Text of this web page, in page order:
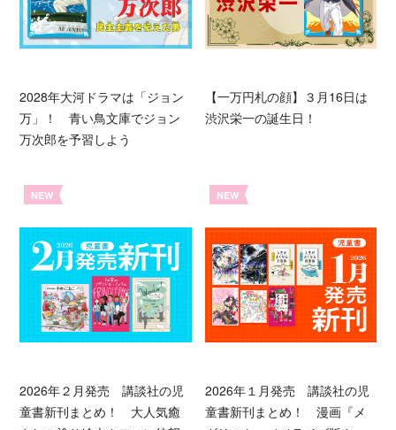
2028年大河ドラマは「ジョン
万」！ 青い鳥文庫でジョン
万次郎を予習しよう
【一万円札の顔】３月16日は
渋沢栄一の誕生日！
NEW
2026年２月発売 講談社の児
童書新刊まとめ！ 大人気癒
NEW
2026年１月発売 講談社の児
童書新刊まとめ！ 漫画『メ